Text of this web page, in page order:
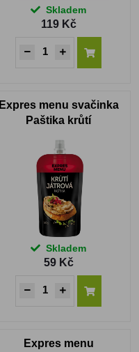
Skladem
119 Kč
Expres menu svačinka
Paštika krůtí
Skladem
59 Kč
Expres menu